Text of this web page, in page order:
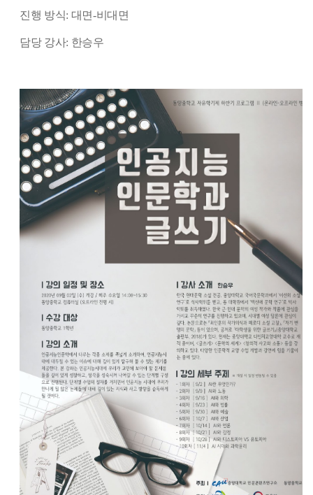
진행 방식: 대면-비대면
담당 강사: 한승우